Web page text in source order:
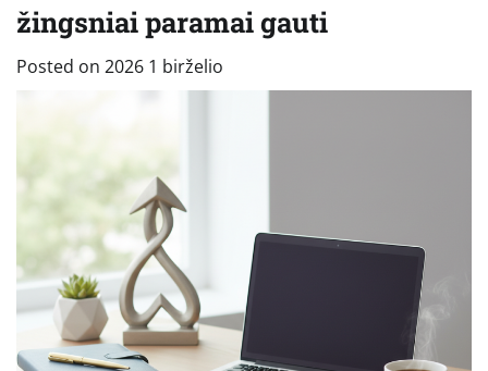
žingsniai paramai gauti
Posted on 2026 1 birželio